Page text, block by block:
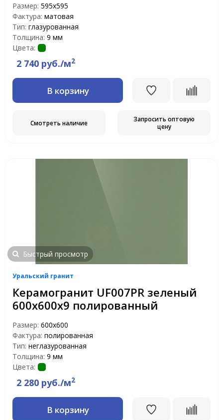
Размер: 595x595
Фактура: матовая
Тип: глазурованная
Толщина: 9 мм
Цвета:
2 740 руб./м2
В корзину
Смотреть наличие
Запросить оптовую
цену
Быстрый просмотр
Уральский гранит
Керамогранит UF007PR зеленый
600х600х9 полированный
Размер: 600х600
Фактура: полированная
Тип: неглазурованная
Толщина: 9 мм
Цвета:
2 280 руб./м2
В корзину